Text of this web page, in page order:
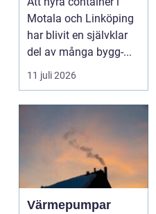
för projekt i alla
storlekar
Motala och Linköping
har blivit en självklar
del av många bygg-...
11 juli 2026
Värmepumpar